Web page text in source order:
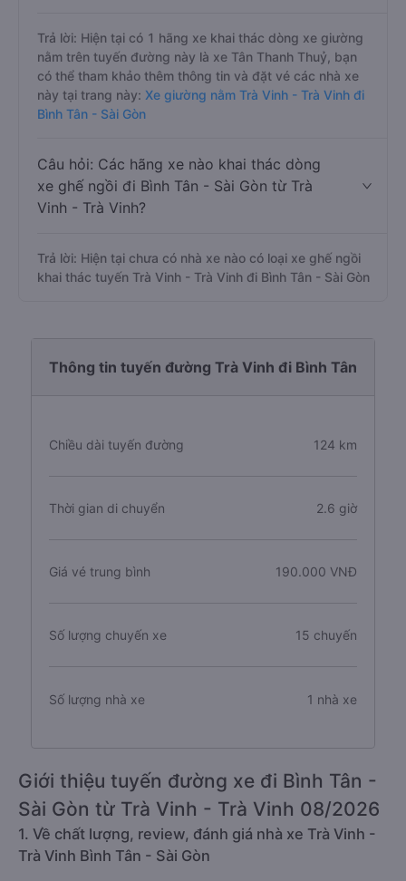
Trả lời: Hiện tại có 1 hãng xe khai thác dòng xe giường
nằm trên tuyến đường này là xe Tân Thanh Thuỷ, bạn
có thể tham khảo thêm thông tin và đặt vé các nhà xe
này tại trang này: Xe giường nằm Trà Vinh - Trà Vinh đi
Bình Tân - Sài Gòn
Câu hỏi: Các hãng xe nào khai thác dòng
xe ghế ngồi đi Bình Tân - Sài Gòn từ Trà
Vinh - Trà Vinh?
Trả lời: Hiện tại chưa có nhà xe nào có loại xe ghế ngồi
khai thác tuyến Trà Vinh - Trà Vinh đi Bình Tân - Sài Gòn
Thông tin tuyến đường Trà Vinh đi Bình Tân
Chiều dài tuyến đường 124 km
Thời gian di chuyển 2.6 giờ
Giá vé trung bình 190.000 VNĐ
Số lượng chuyến xe 15 chuyến
Số lượng nhà xe 1 nhà xe
Giới thiệu tuyến đường xe đi Bình Tân -
Sài Gòn từ Trà Vinh - Trà Vinh 08/2026
1. Về chất lượng, review, đánh giá nhà xe Trà Vinh -
Trà Vinh Bình Tân - Sài Gòn